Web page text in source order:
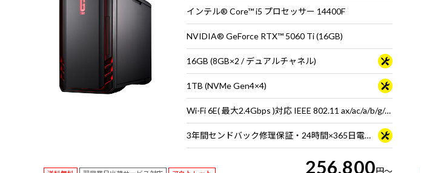
インテル® Core™ i5 プロセッサー 14400F
NVIDIA® GeForce RTX™ 5060 Ti (16GB)
16GB (8GB×2 / デュアルチャネル)
1TB (NVMe Gen4×4)
Wi-Fi 6E( 最大2.4Gbps )対応 IEEE 802.11 ax/ac/a/b/g/n準拠 ＋ Bluetooth 5内蔵
3年間センドバック修理保証・24時間×365日電話サポート
256,800円～